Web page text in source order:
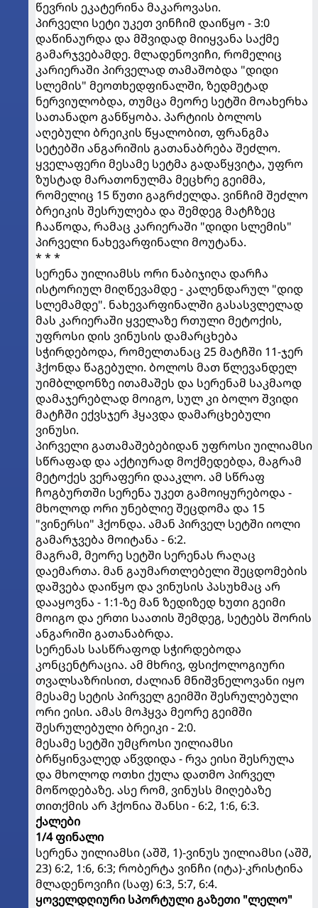
წევრის ეკატერინა მაკაროვასი.
პირველი სეტი უკეთ ვინჩიმ დაიწყო - 3:0
დაწინაურდა და მშვიდად მიიყვანა საქმე
გამარჯვებამდე. მლადენოვიჩი, რომელიც
კარიერაში პირველად თამაშობდა "დიდი
სლემის" მეოთხედფინალში, ზედმეტად
ნერვიულობდა, თუმცა მეორე სეტში მოახერხა
სათანადო განწყობა. პარტიის ბოლოს
აღებული ბრეიკის წყალობით, ფრანგმა
სეტებში ანგარიშის გათანაბრება შეძლო.
ყველაფერი მესამე სეტმა გადაწყვიტა, უფრო
ზუსტად მარათონულმა მეცხრე გეიმმა,
რომელიც 15 წუთი გაგრძელდა. ვინჩიმ შეძლო
ბრეიკის შესრულება და შემდეგ მატჩზეც
ჩააწოდა, რამაც კარიერაში "დიდი სლემის"
პირველი ნახევარფინალი მოუტანა.
* * *
სერენა უილიამსს ორი ნაბიჯიღა დარჩა
ისტორიულ მიღწევამდე - კალენდარულ "დიდ
სლემამდე". ნახევარფინალში გასასვლელად
მას კარიერაში ყველაზე რთული მეტოქის,
უფროსი დის ვინუსის დამარცხება
სჭირდებოდა, რომელთანაც 25 მატჩში 11-ჯერ
ჰქონდა წაგებული. ბოლოს მათ წლევანდელ
უიმბლდონზე ითამაშეს და სერენამ საკმაოდ
დამაჯერებლად მოიგო, სულ კი ბოლო შვიდი
მატჩში ექვსჯერ ჰყავდა დამარცხებული
ვინუსი.
პირველი გათამაშებებიდან უფროსი უილიამსი
სწრაფად და აქტიურად მოქმედებდა, მაგრამ
მეტოქეს ვერაფერი დააკლო. ამ სწრაფ
ჩოგბურთში სერენა უკეთ გამოიყურებოდა -
მხოლოდ ორი უნებლიე შეცდომა და 15
"ვინერსი" ჰქონდა. ამან პირველ სეტში იოლი
გამარჯვება მოიტანა - 6:2.
მაგრამ, მეორე სეტში სერენას რაღაც
დაემართა. მან გაუმართლებელი შეცდომების
დაშვება დაიწყო და ვინუსის პასუხმაც არ
დააყოვნა - 1:1-ზე მან ზედიზედ ხუთი გეიმი
მოიგო და ერთი საათის შემდეგ, სეტებს შორის
ანგარიში გათანაბრდა.
სერენას სასწრაფოდ სჭირდებოდა
კონცენტრაცია. ამ მხრივ, ფსიქოლოგიური
თვალსაზრისით, ძალიან მნიშვნელოვანი იყო
მესამე სეტის პირველ გეიმში შესრულებული
ორი ეისი. ამას მოჰყვა მეორე გეიმში
შესრულებული ბრეიკი - 2:0.
მესამე სეტში უმცროსი უილიამსი
ბრწყინვალედ აწვდიდა - რვა ეისი შესრულა
და მხოლოდ ოთხი ქულა დათმო პირველ
მოწოდებაზე. ასე რომ, ვინუსს მიღებაზე
თითქმის არ ჰქონია შანსი - 6:2, 1:6, 6:3.
ქალები
1/4 ფინალი
სერენა უილიამსი (აშშ, 1)-ვინუს უილიამსი (აშშ,
23) 6:2, 1:6, 6:3; რობერტა ვინჩი (იტა)-კრისტინა
მლადენოვიჩი (საფ) 6:3, 5:7, 6:4.
ყოველდღიური სპორტული გაზეთი "ლელო"